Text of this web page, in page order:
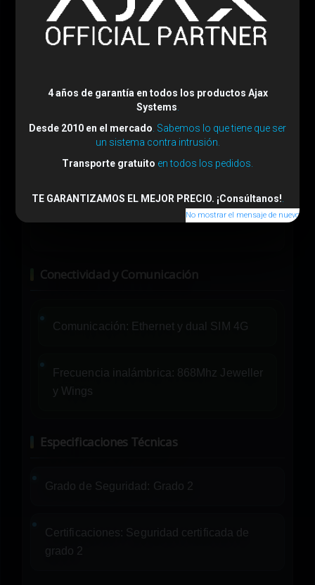
Conectividad y Comunicación
Comunicación: Ethernet y dual SIM 4G
Frecuencia inalámbrica: 868Mhz Jeweller
y Wings
Especificaciones Técnicas
Grado de Seguridad: Grado 2
Certificaciones: Seguridad certificada de
grado 2
4 años de garantía en todos los productos Ajax
Systems
Desde 2010 en el mercado . Sabemos lo que tiene que ser
un sistema contra intrusión.
Transporte gratuito en todos los pedidos.
TE GARANTIZAMOS EL MEJOR PRECIO. ¡Consúltanos!
No mostrar el mensaje de nuevo